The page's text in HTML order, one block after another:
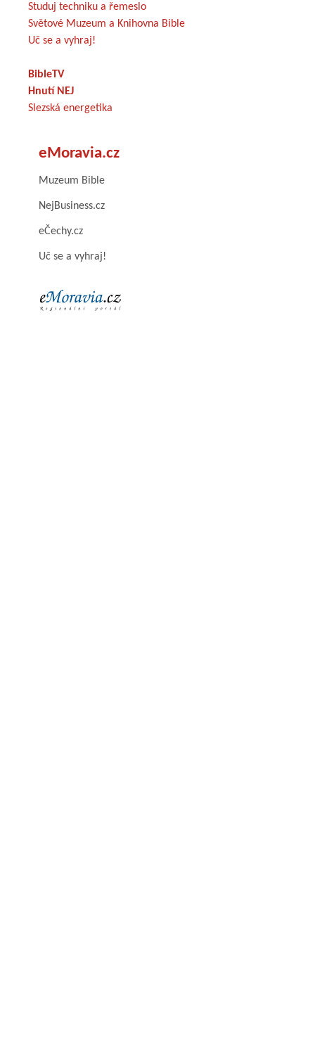
Studuj techniku a řemeslo
Světové Muzeum a Knihovna Bible
Uč se a vyhraj!
BibleTV
Hnutí NEJ
Slezská energetika
eMoravia.cz
Muzeum Bible
NejBusiness.cz
eČechy.cz
Uč se a vyhraj!